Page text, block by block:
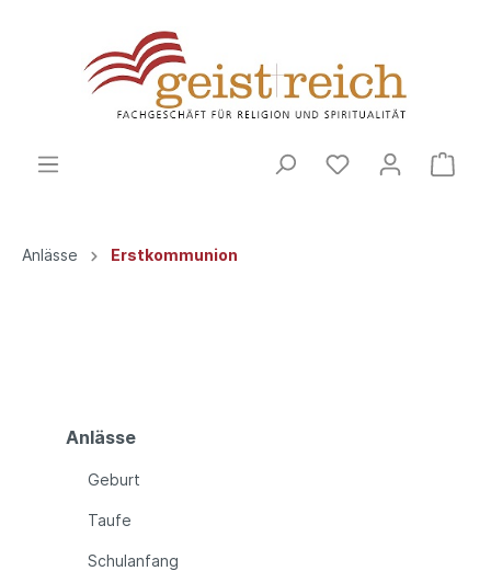
Anlässe Erstkommunion
Anlässe
Geburt
Taufe
Schulanfang